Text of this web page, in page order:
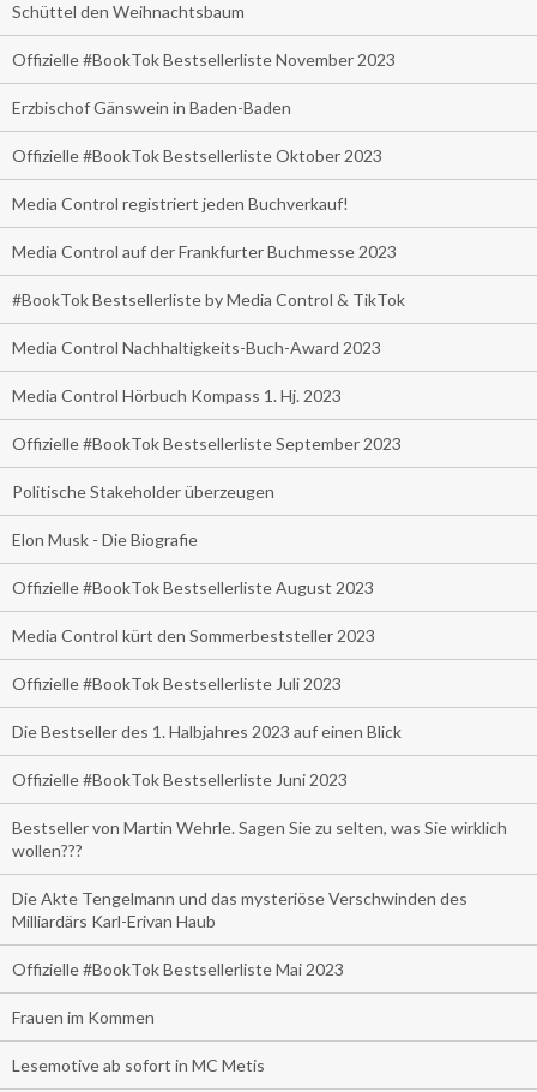
Schüttel den Weihnachtsbaum
Offizielle #BookTok Bestsellerliste November 2023
Erzbischof Gänswein in Baden-Baden
Offizielle #BookTok Bestsellerliste Oktober 2023
Media Control registriert jeden Buchverkauf!
Media Control auf der Frankfurter Buchmesse 2023
#BookTok Bestsellerliste by Media Control & TikTok
Media Control Nachhaltigkeits-Buch-Award 2023
Media Control Hörbuch Kompass 1. Hj. 2023
Offizielle #BookTok Bestsellerliste September 2023
Politische Stakeholder überzeugen
Elon Musk - Die Biografie
Offizielle #BookTok Bestsellerliste August 2023
Media Control kürt den Sommerbeststeller 2023
Offizielle #BookTok Bestsellerliste Juli 2023
Die Bestseller des 1. Halbjahres 2023 auf einen Blick
Offizielle #BookTok Bestsellerliste Juni 2023
Bestseller von Martin Wehrle. Sagen Sie zu selten, was Sie wirklich
wollen???
Die Akte Tengelmann und das mysteriöse Verschwinden des
Milliardärs Karl-Erivan Haub
Offizielle #BookTok Bestsellerliste Mai 2023
Frauen im Kommen
Lesemotive ab sofort in MC Metis